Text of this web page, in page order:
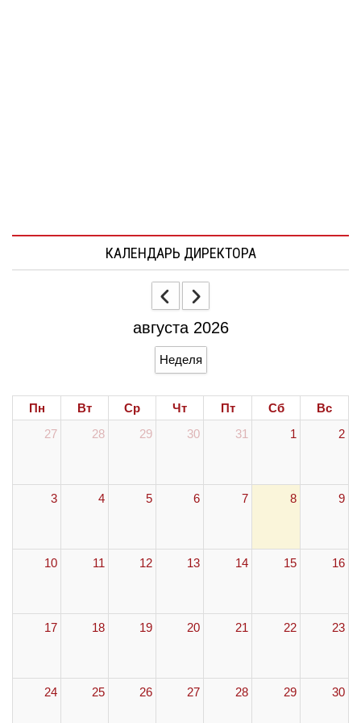
КАЛЕНДАРЬ ДИРЕКТОРА
августа 2026
Неделя
Пн Вт Ср Чт Пт Сб
Вс
27
28 29 30 31 1 2
3 4 5 6 7 8 9
10 11 12 13 14 15 16
17 18 19 20 21 22 23
24 25 26 27 28 29 30